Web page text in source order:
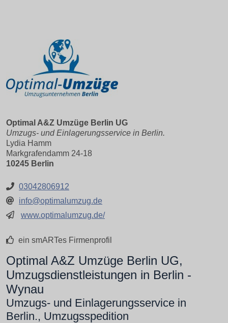
Optimal A&Z Umzüge Berlin UG
Umzugs- und Einlagerungsservice in Berlin.
Lydia Hamm
Markgrafendamm 24-18
10245 Berlin
03042806912
info@optimalumzug.de
www.optimalumzug.de/
ein smARTes Firmenprofil
Optimal A&Z Umzüge Berlin UG,
Umzugsdienstleistungen in Berlin -
Wynau
Umzugs- und Einlagerungsservice in
Berlin., Umzugsspedition